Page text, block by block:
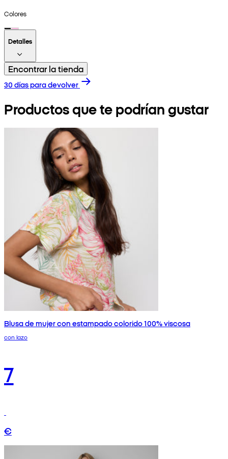
Colores
Detalles
Encontrar la tienda
30 días para devolver
Productos que te podrían gustar
Blusa de mujer con estampado colorido 100% viscosa
con lazo
7
€